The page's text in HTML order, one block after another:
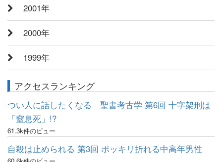
2001年
2000年
1999年
アクセスランキング
つい人に話したくなる 聖書考古学 第6回 十字架刑は
「窒息死」!?
61.3k件のビュー
自殺は止められる 第3回 ポッキリ折れる中高年男性